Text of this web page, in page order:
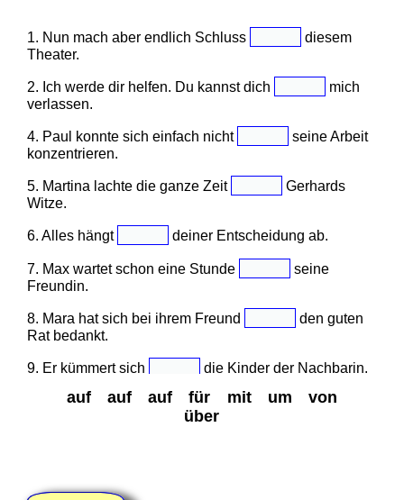
1. Nun mach aber endlich Schluss
diesem
Theater.
2. Ich werde dir helfen. Du kannst dich
mich
verlassen.
4. Paul konnte sich einfach nicht
seine Arbeit
konzentrieren.
5. Martina lachte die ganze Zeit
Gerhards
Witze.
6. Alles hängt deiner Entscheidung ab.
7. Max wartet schon eine Stunde
seine
Freundin.
8. Mara hat sich bei ihrem Freund
den guten
Rat bedankt.
9. Er kümmert sich die Kinder der Nachbarin.
auf auf auf für mit um
von
über